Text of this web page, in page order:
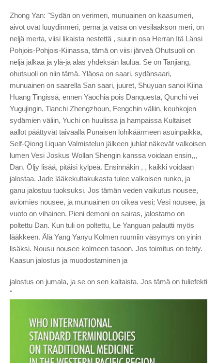
Zhong Yan: "Sydän on verimeri, munuainen on kaasumeri,
aivot ovat luuydinmeri, perna ja vatsa on vesilaakson meri, on
neljä merta, viisi likaista nestettä , suurin osa Herran Itä Länsi
Pohjois-Pohjois-Kiinassa, tämä on viisi järveä Ohutsuoli on
neljä jalkaa ja ylä-ja alas yhdeksän laulua. Se on Tanjiang,
ohutsuoli on niin tämä. Yläosa on saari, sydänsaari,
munuainen on saarella San saari, juuret, Shuyuan sanoi Kiina
Huang Tingissä, ennen Yaochia pois Danquesta, Qunchi vei
Yugujingin, Tianchi Zhengzhoun, Fengchin väliin, keuhkojen
sydämien väliin, Yuchi on huulissa ja hampaissa Kultaiset
aallot päättyvät taivaalla Punaisen lohikäärmeen asuinpaikka,
Self-Qiong Liquan Valmistelun jälkeen juhlat näkevät valkoisen
lumen Vesi Joskus Wollan Shengin kanssa voidaan ensin,,,
Dan. Öljy lisää, pitäisi kylpeä. Ensinnäkin , , kaikki voidaan
jalostaa. Jade lääkekultakukasta tulee valkoisen runko, ja
ganu jalostuu tuoksuksi. Jos tämän veden vaikutus nousee,
aviomies nousee, ja munuainen on oikea vesi; Vesi nousee, ja
vuoto on vihainen. Pieni demoni on sairas, jalostamo on
poltettu Dan. Kun tuli on poltettu, Le Yanguan palautti myös
lääkkeen. Älä Yang Yanyu Kolmen ruumiin väsymys on yinin
lisäksi. Nousu nousee kolmeen tasoon. Jos toimitus on tehty.
Kaasun jalostus ja muodostaminen ja
jalostus on jumala, ja se on sen kaltaista. Jos tämä on tuliefekti
"